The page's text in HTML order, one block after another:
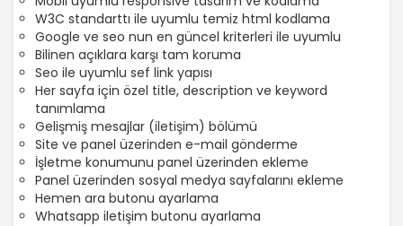
W3C standarttı ile uyumlu temiz html kodlama
Google ve seo nun en güncel kriterleri ile uyumlu
Bilinen açıklara karşı tam koruma
Seo ile uyumlu sef link yapısı
Her sayfa için özel title, description ve keyword
tanımlama
Gelişmiş mesajlar (iletişim) bölümü
Site ve panel üzerinden e-mail gönderme
İşletme konumunu panel üzerinden ekleme
Panel üzerinden sosyal medya sayfalarını ekleme
Hemen ara butonu ayarlama
Whatsapp iletişim butonu ayarlama